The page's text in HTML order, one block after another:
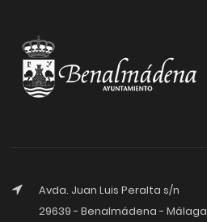
Avda. Juan Luis Peralta s/n
29639 - Benalmádena - Málaga